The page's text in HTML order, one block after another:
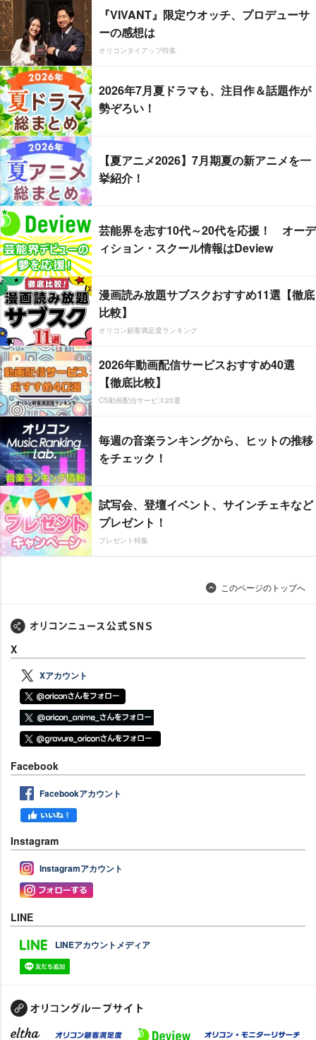
『VIVANT』限定ウオッチ、プロデューサ
ーの感想は
オリコンタイアップ特集
2026年7月夏ドラマも、注目作＆話題作が
勢ぞろい！
【夏アニメ2026】7月期夏の新アニメを一
挙紹介！
芸能界を志す10代～20代を応援！ オーデ
ィション・スクール情報はDeview
漫画読み放題サブスクおすすめ11選【徹底
比較】
オリコン顧客満足度ランキング
2026年動画配信サービスおすすめ40選
【徹底比較】
CS動画配信サービス20選
毎週の音楽ランキングから、ヒットの推移
をチェック！
試写会、登壇イベント、サインチェキなど
プレゼント！
プレゼント特集
このページのトップへ
X
Xアカウント
Facebook
Facebookアカウント
Instagram
Instagramアカウント
LINE
LINEアカウントメディア